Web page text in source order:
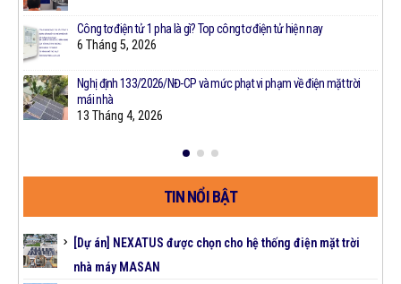
Công tơ điện tử 1 pha là gì? Top công tơ điện tử hiện nay
6 Tháng 5, 2026
Nghị định 133/2026/NĐ-CP và mức phạt vi phạm về điện mặt trời
mái nhà
13 Tháng 4, 2026
TIN NỔI BẬT
[Dự án] NEXATUS được chọn cho hệ thống điện mặt trời
nhà máy MASAN